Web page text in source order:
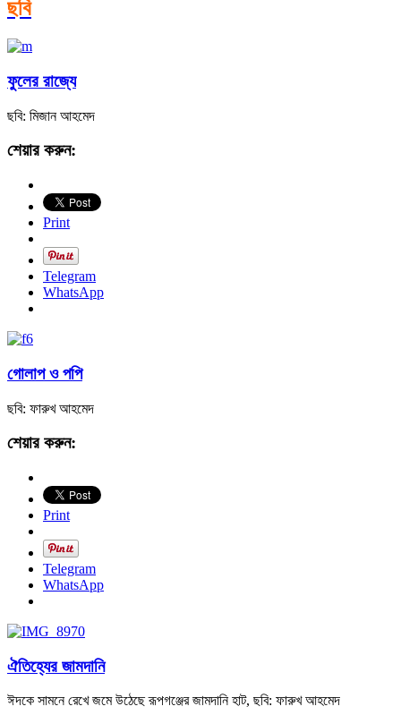
ছবি
ফুলের রাজ্যে
ছবি: মিজান আহমেদ
শেয়ার করুন:
Print
Telegram
WhatsApp
গোলাপ ও পপি
ছবি: ফারুখ আহমেদ
শেয়ার করুন:
Print
Telegram
WhatsApp
ঐতিহ্যের জামদানি
ঈদকে সামনে রেখে জমে উঠেছে রূপগঞ্জের জামদানি হাট, ছবি: ফারুখ আহমেদ